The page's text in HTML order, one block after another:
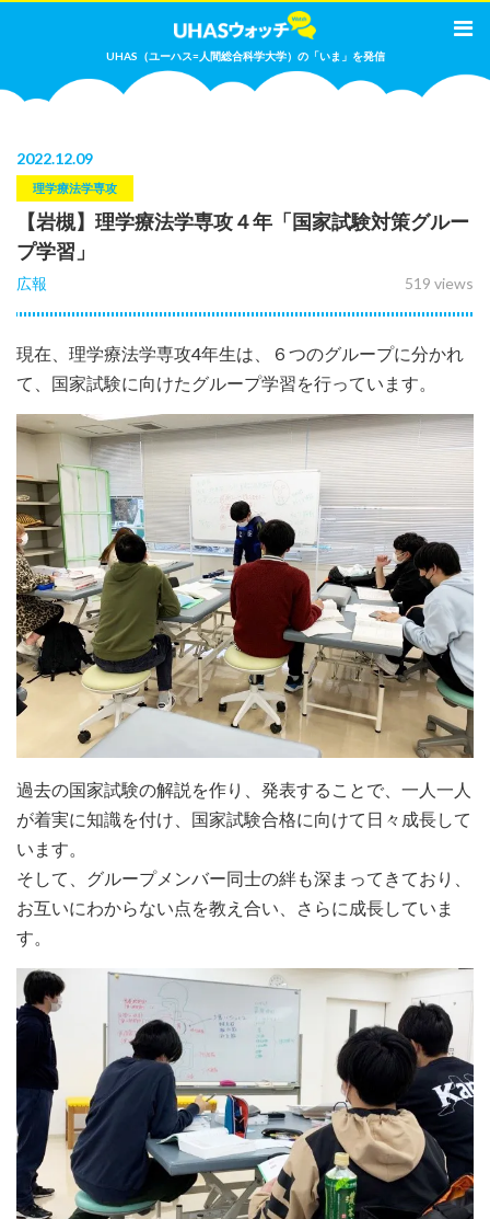
UHAS（ユーハス=人間総合科学大学）の「いま」を発信
2022.12.09
理学療法学専攻
【岩槻】理学療法学専攻４年「国家試験対策グルー
プ学習」
519 views
広報
現在、理学療法学専攻4年生は、６つのグループに分かれ
て、国家試験に向けたグループ学習を行っています。
過去の国家試験の解説を作り、発表することで、一人一人
が着実に知識を付け、国家試験合格に向けて日々成長して
います。
そして、グループメンバー同士の絆も深まってきており、
お互いにわからない点を教え合い、さらに成長していま
す。